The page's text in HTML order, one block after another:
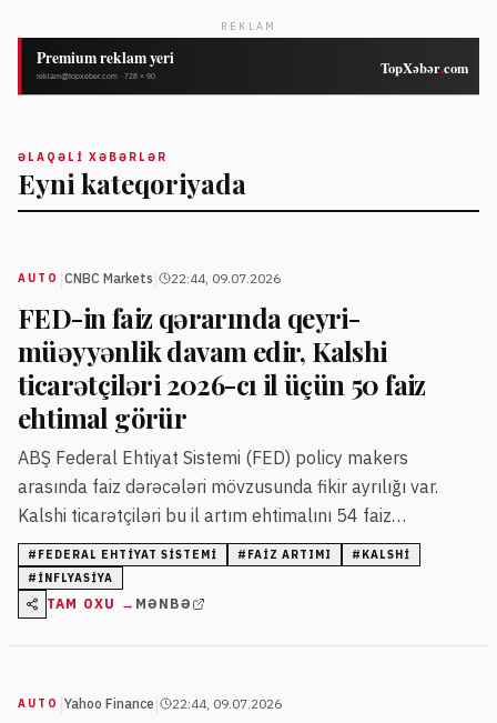
REKLAM
ƏLAQƏLI XƏBƏRLƏR
Eyni kateqoriyada
AUTO CNBC Markets 22:44, 09.07.2026
FED-in faiz qərarında qeyri-
müəyyənlik davam edir, Kalshi
ticarətçiləri 2026-cı il üçün 50 faiz
ehtimal görür
ABŞ Federal Ehtiyat Sistemi (FED) policy makers
arasında faiz dərəcələri mövzusunda fikir ayrılığı var.
Kalshi ticarətçiləri bu il artım ehtimalını 54 faiz
səviyyəsində qiymətləndirir, 2028-ci il üçün isə bu rəqəm
80 faizə çatır.
# FEDERAL EHTIYAT SISTEMI # FAIZ ARTIMI # KALSHI
# INFLYASIYA
TAM OXU → MƏNBƏ
AUTO Yahoo Finance 22:44, 09.07.2026